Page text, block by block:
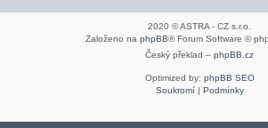
2020 © ASTRA - CZ s.r.o.
Založeno na phpBB® Forum Software ©
Český překlad – phpBB.cz
Optimized by: phpBB SEO
Soukromí| Podmínky